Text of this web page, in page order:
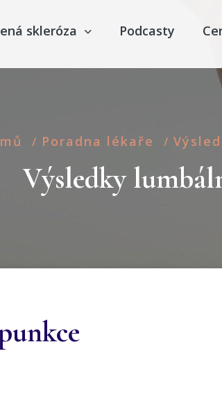
skleróza Podcasty
/ Poradna lékaře /
Výsledky